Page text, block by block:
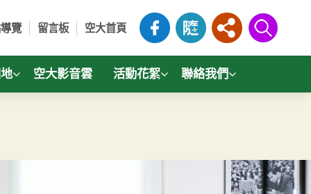
覽 留言板 空大首頁
空大影音雲 活動花絮 聯絡我們